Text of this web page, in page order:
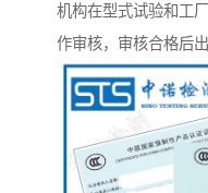
机构在型式试验和工
作审核，审核合格后出